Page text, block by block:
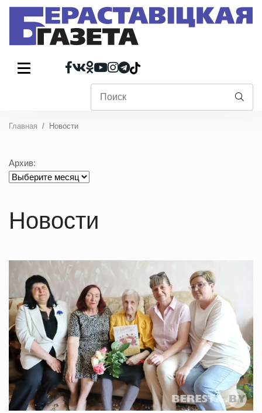
Главная Новости
Архив:
Новости